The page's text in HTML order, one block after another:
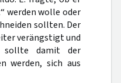
werden wolle oder
sollten. Der
verängstigt und
sollte damit der
werden, sich aus